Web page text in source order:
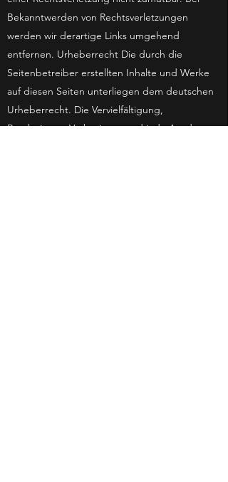
Bekanntwerden von Rechtsverletzungen
werden wir derartige Links umgehend
entfernen. Urheberrecht Die durch die
Seitenbetreiber erstellten Inhalte und Werke
auf diesen Seiten unterliegen dem deutschen
Urheberrecht. Die Vervielfältigung,
Bearbeitung, Verbreitung und jede Art der